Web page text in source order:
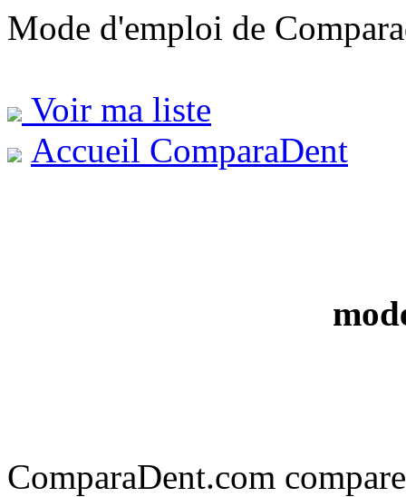
Mode d'emploi de
Voir ma liste
Accueil ComparaDent
ComparaDent.com